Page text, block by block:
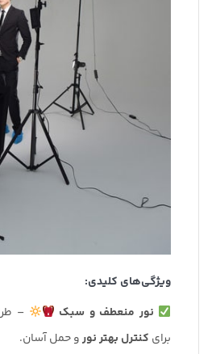
ویژگی‌های کلیدی:
نور منعطف و سبک
–
برای کنترل بهتر نورو حمل آسان.